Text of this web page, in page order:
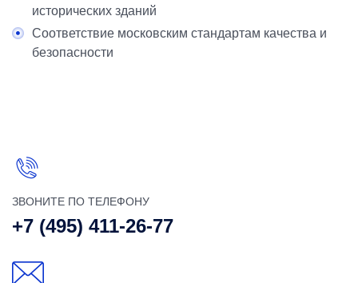
исторических зданий
Соответствие московским стандартам качества и
безопасности
ЗВОНИТЕ ПО ТЕЛЕФОНУ
+7 (495) 411-26-77